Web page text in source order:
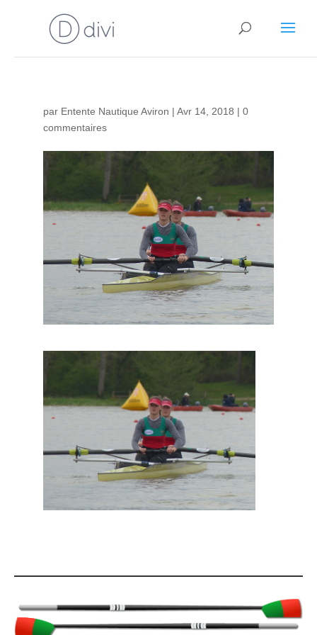
par Entente Nautique Aviron | Avr 14, 2018 | 0
commentaires